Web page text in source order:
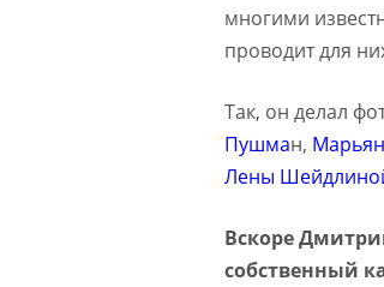
многими
проводит для
Так, он делал
Пушман,
Лены
Вскоре
собственный